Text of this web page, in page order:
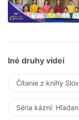
Iné druhy videí
Čítanie z knihy
Séria kázní: